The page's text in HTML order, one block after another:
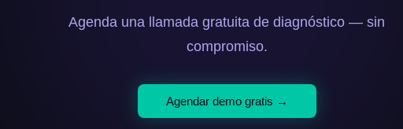
Agenda una llamada gratuita de diagnóstico — sin
compromiso.
Agendar demo gratis →